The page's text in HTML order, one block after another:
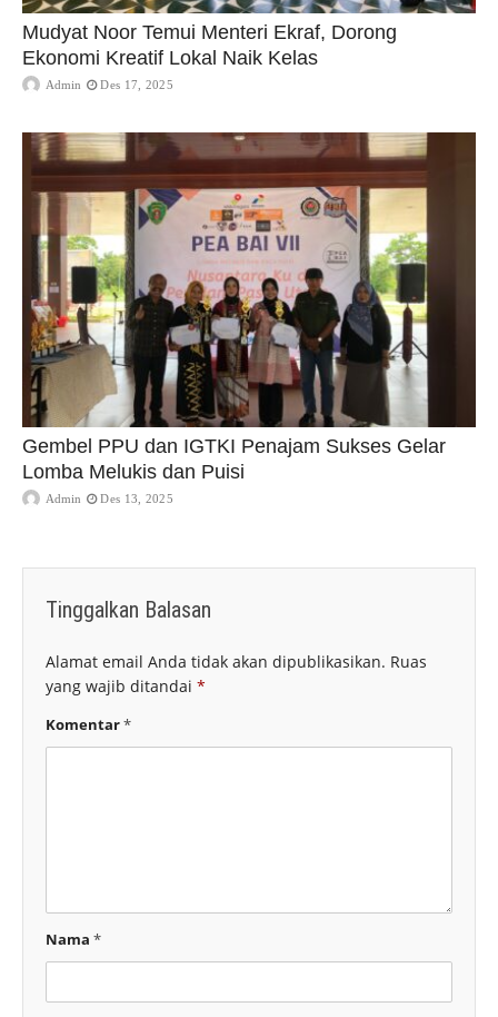
Mudyat Noor Temui Menteri Ekraf, Dorong
Ekonomi Kreatif Lokal Naik Kelas
Admin Des 17, 2025
Gembel PPU dan IGTKI Penajam Sukses Gelar
Lomba Melukis dan Puisi
Admin Des 13, 2025
Tinggalkan Balasan
Alamat email Anda tidak akan dipublikasikan. Ruas
yang wajib ditandai *
Komentar*
Nama *